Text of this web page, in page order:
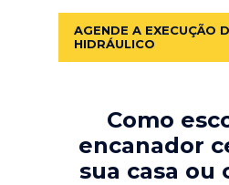
AGENDE A EXECUÇÃO
HIDRÁULICO
Como
encanador
sua casa ou